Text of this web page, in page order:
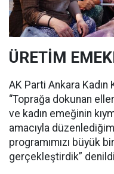
ÜRETİM
AK Parti Ankara Kadın
“Toprağa dokunan
ve kadın emeğinin
amacıyla
programımızı büyük
gerçekleştirdik”